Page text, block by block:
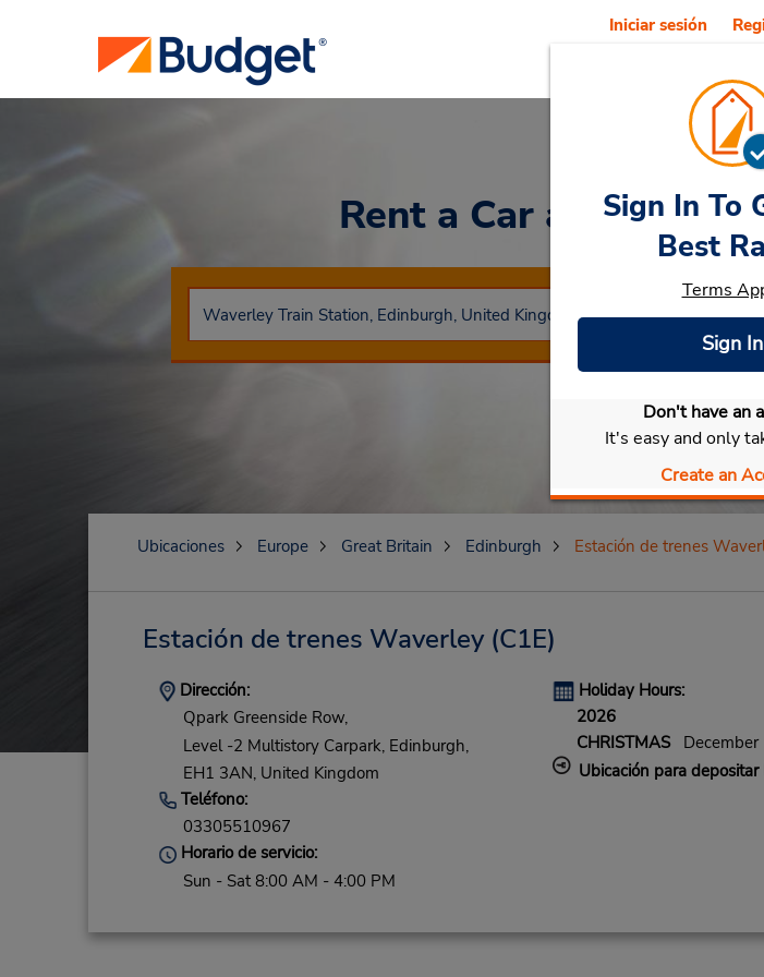
Iniciar sesión
Rent a Car at
Seleccionar mi
Sign In To
Best
Terms
Sign In
Don't have an
It's easy and only
Create an
Ubicaciones Europe Great Britain Edinburgh Estación de trenes
Estación de trenes Waverley(C1E)
Dirección:
Qpark Greenside Row,
Level -2 Multistory Carpark, Edinburgh,
EH1 3AN, United Kingdom
Teléfono:
03305510967
Horario de servicio:
Sun - Sat 8:00 AM - 4:00 PM
Holiday Hours:
2026
CHRISTMASDecember
Ubicación para depositar